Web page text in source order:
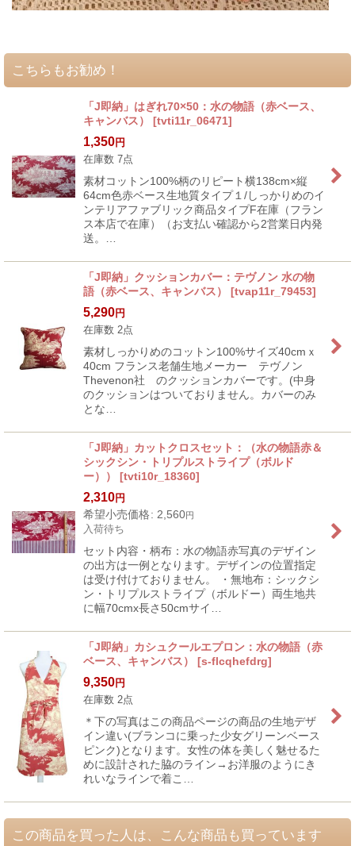
こちらもお勧め！
「J即納」はぎれ70×50：水の物語（赤ベース、
キャンバス）
[tvti11r_06471]
1,350円
在庫数 7点
素材コットン100%柄のリピート横138cm×縦
64cm色赤ベース生地質タイプ１/しっかりめのイ
ンテリアファブリック商品タイプF在庫（フラン
ス本店で在庫）（お支払い確認から2営業日内発
送。…
「J即納」クッションカバー：テヴノン 水の物
語（赤ベース、キャンバス）
[tvap11r_79453]
5,290円
在庫数 2点
素材しっかりめのコットン100%サイズ40cmｘ
40cm フランス老舗生地メーカー テヴノン
Thevenon社 のクッションカバーです。(中身
のクッションはついておりません。カバーのみ
とな…
「J即納」カットクロスセット：（水の物語赤＆
シックシン・トリプルストライプ（ボルド
ー））
[tvti10r_18360]
2,310円
希望小売価格: 2,560円
入荷待ち
セット内容・柄布：水の物語赤写真のデザイン
の出方は一例となります。デザインの位置指定
は受け付けておりません。 ・無地布：シックシ
ン・トリプルストライプ（ボルドー）両生地共
に幅70cmx長さ50cmサイ…
「J即納」カシュクールエプロン：水の物語（赤
ベース、キャンバス）
[s-flcqhefdrg]
9,350円
在庫数 2点
＊下の写真はこの商品ページの商品の生地デザ
イン違い(ブランコに乗った少女グリーンベース
ピンク)となります。女性の体を美しく魅せるた
めに設計された脇のライン→お洋服のようにき
れいなラインで着こ…
この商品を買った人は、こんな商品も買っています